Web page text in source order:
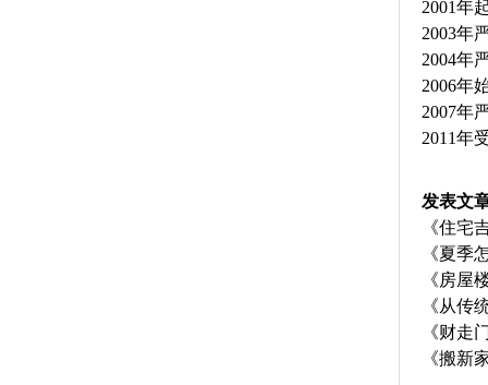
2001年
2003年
2004年
2006年
2007年
2011年
发表文
《住宅
《夏季
《房屋
《从传
《财走
《搬新